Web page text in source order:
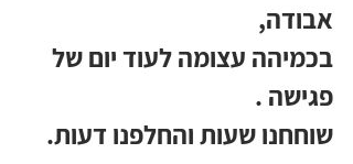
אבודה,
בכמיהה עצומה לעוד יום של
פגישה .
שוחחנו שעות והחלפנו דעות.